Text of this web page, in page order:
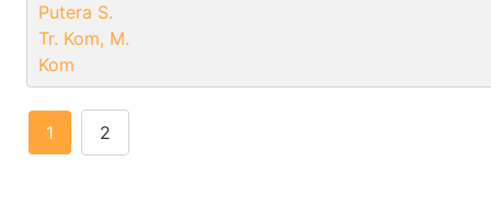
Putera S.
Tr. Kom, M.
Kom
1 2